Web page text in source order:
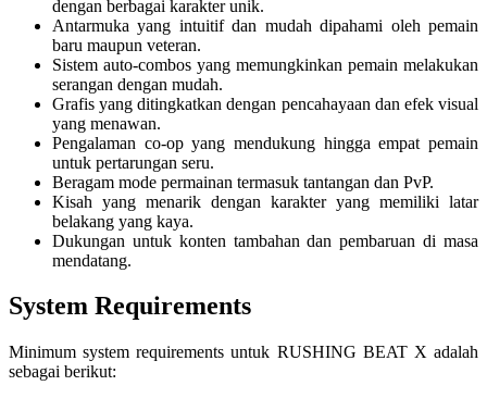
dengan berbagai karakter unik.
Antarmuka yang intuitif dan mudah dipahami oleh pemain
baru maupun veteran.
Sistem auto-combos yang memungkinkan pemain melakukan
serangan dengan mudah.
Grafis yang ditingkatkan dengan pencahayaan dan efek visual
yang menawan.
Pengalaman co-op yang mendukung hingga empat pemain
untuk pertarungan seru.
Beragam mode permainan termasuk tantangan dan PvP.
Kisah yang menarik dengan karakter yang memiliki latar
belakang yang kaya.
Dukungan untuk konten tambahan dan pembaruan di masa
mendatang.
System Requirements
Minimum system requirements untuk RUSHING BEAT X adalah
sebagai berikut: